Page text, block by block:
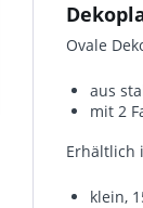
Ovale
aus
mit 2
Erhältlich
klein,